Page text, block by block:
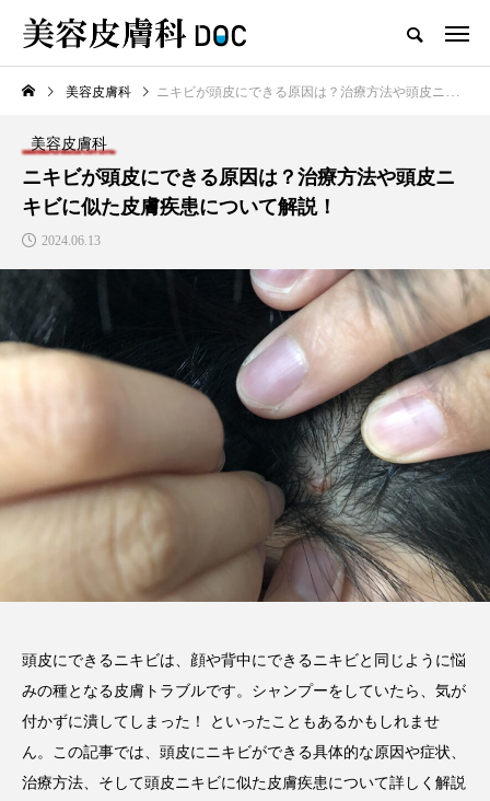
TOP シミ
新着記事
注目のトピック
コラム
美容皮膚科 ニキビが頭皮にできる原因は？治療方法や頭皮ニキビに似た皮膚疾患について解説！
美容皮膚科
ニキビが頭皮にできる原因は？治療方法や頭皮ニ
キビに似た皮膚疾患について解説！
2024.06.13
頭皮にできるニキビは、顔や背中にできるニキビと同じように悩
みの種となる皮膚トラブルです。シャンプーをしていたら、気が
付かずに潰してしまった！ といったこともあるかもしれませ
ん。この記事では、頭皮にニキビができる具体的な原因や症状、
治療方法、そして頭皮ニキビに似た皮膚疾患について詳しく解説